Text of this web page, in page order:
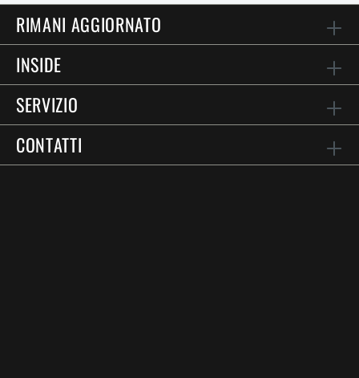
RIMANI AGGIORNATO
INSIDE
SERVIZIO
CONTATTI